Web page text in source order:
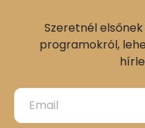
Szeretnél
programokról,